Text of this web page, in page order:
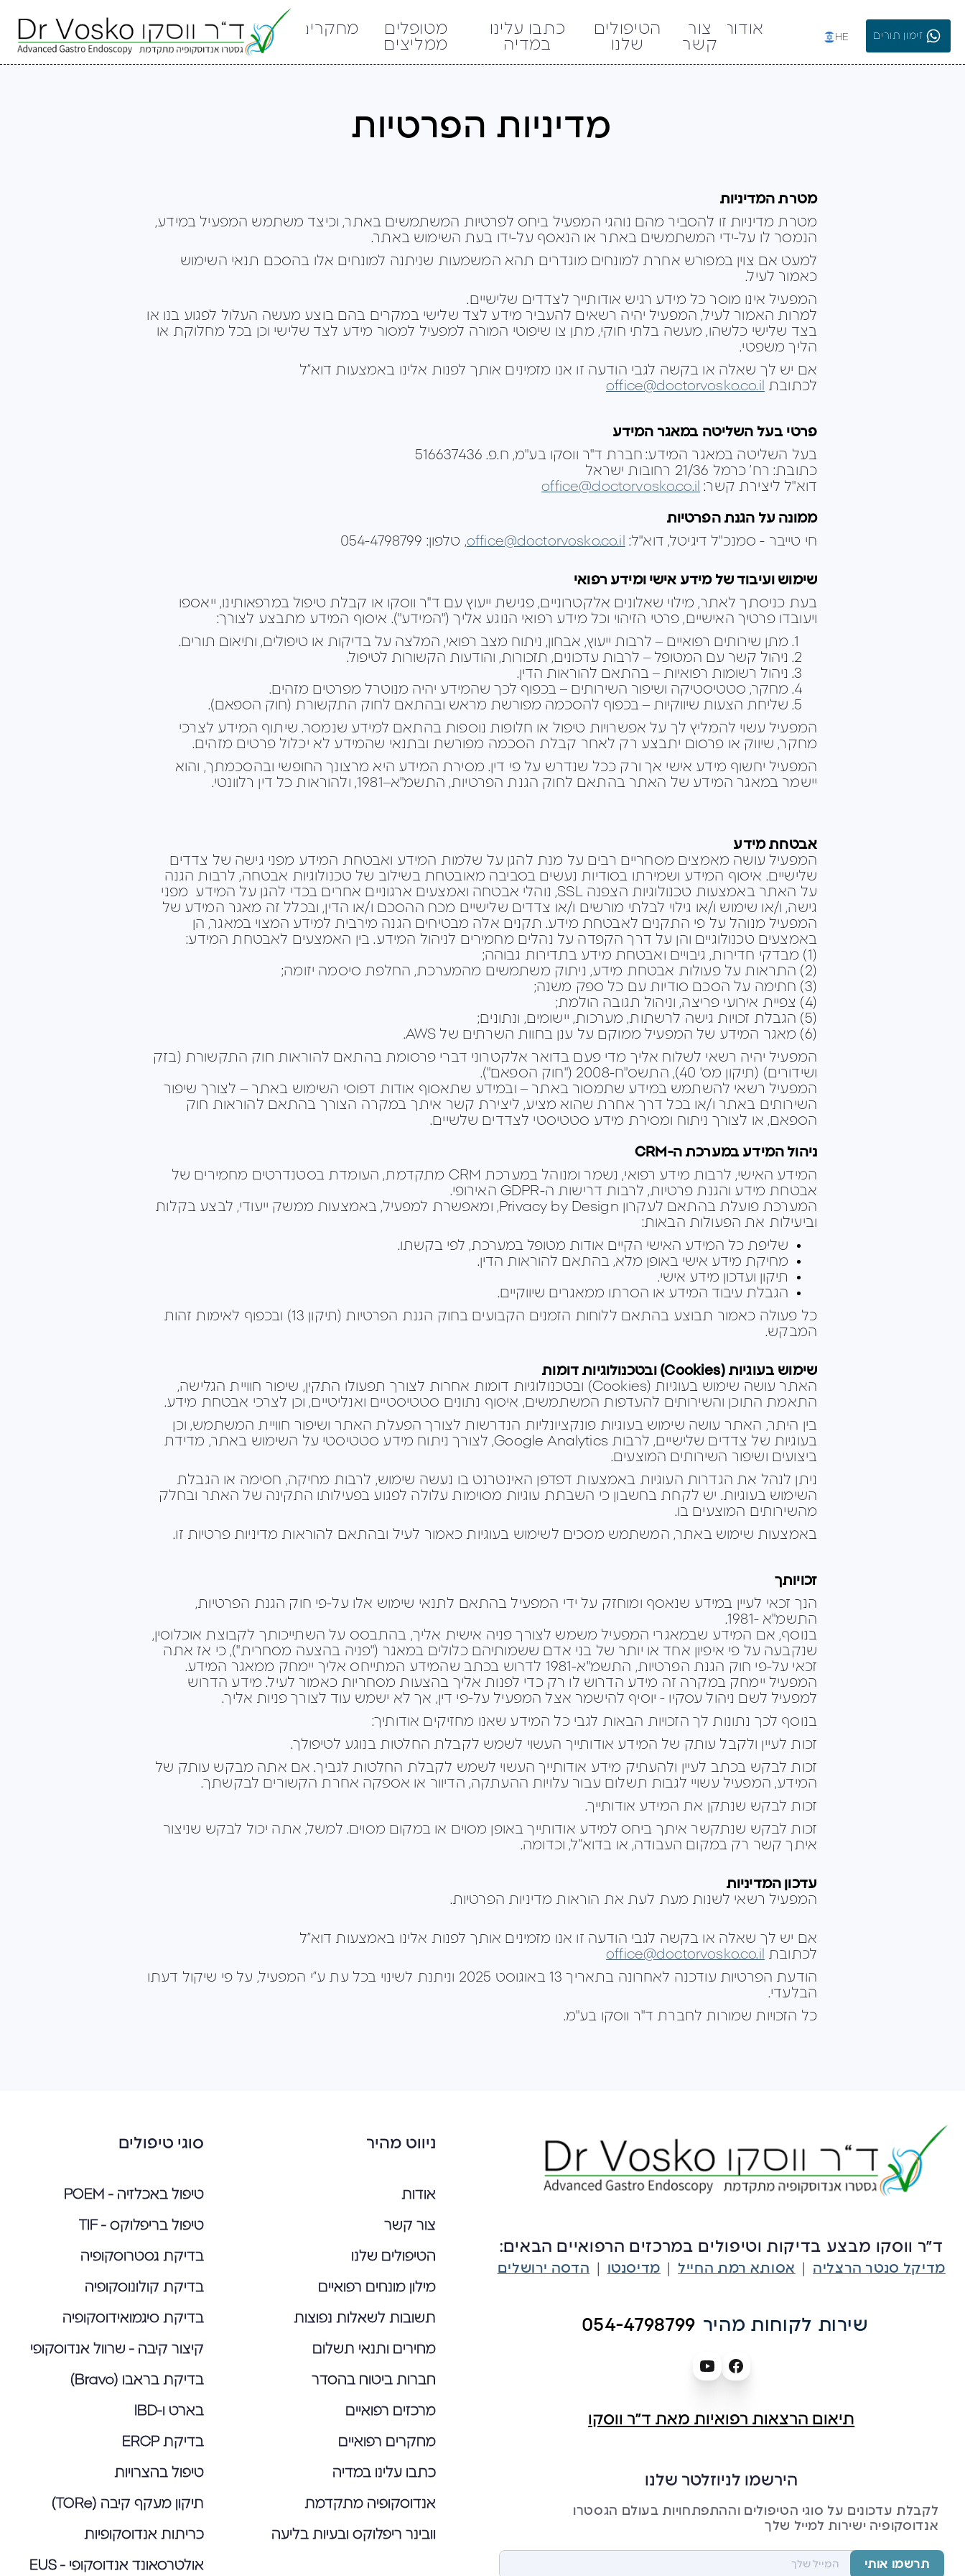
אודות
צור
קשר
הטיפולים
שלנו
כתבו עלינו
במדיה
מטופלים
ממליצים
מחקרים
HE זימון תורים
מדיניות הפרטיות
מטרת המדיניות
מטרת מדיניות זו להסביר מהם נוהגי המפעיל ביחס לפרטיות המשתמשים באתר, וכיצד משתמש המפעיל במידע,
הנמסר לו על-ידי המשתמשים באתר או הנאסף על-ידו בעת השימוש באתר.
למעט אם צוין במפורש אחרת למונחים מוגדרים תהא המשמעות שניתנה למונחים אלו בהסכם תנאי השימוש
כאמור לעיל.
המפעיל אינו מוסר כל מידע רגיש אודותייך לצדדים שלישיים.
למרות האמור לעיל, המפעיל יהיה רשאים להעביר מידע לצד שלישי במקרים בהם בוצע מעשה העלול לפגוע בנו או
בצד שלישי כלשהו, מעשה בלתי חוקי, מתן צו שיפוטי המורה למפעיל למסור מידע לצד שלישי וכן בכל מחלוקת או
הליך משפטי.
אם יש לך שאלה או בקשה לגבי הודעה זו אנו מזמינים אותך לפנות אלינו באמצעות דוא”ל
לכתובת office@doctorvosko.co.il
פרטי בעל השליטה במאגר המידע
בעל השליטה במאגר המידע: חברת ד"ר ווסקו בע"מ, ח.פ. 516637436
כתובת: רח’ כרמל 21/36 רחובות ישראל
דוא"ל ליצירת קשר: office@doctorvosko.co.il
ממונה על הגנת הפרטיות
חי טייבר - סמנכ"ל דיגיטל, דוא"ל: office@doctorvosko.co.il, טלפון: 054-4798799
שימוש ועיבוד של מידע אישי ומידע רפואי
בעת כניסתך לאתר, מילוי שאלונים אלקטרוניים, פגישת ייעוץ עם ד"ר ווסקו או קבלת טיפול במרפאותינו, ייאספו
ויעובדו פרטיך האישיים, פרטי הזיהוי וכל מידע רפואי הנוגע אליך ("המידע"). איסוף המידע מתבצע לצורך:
מתן שירותים רפואיים – לרבות ייעוץ, אבחון, ניתוח מצב רפואי, המלצה על בדיקות או טיפולים, ותיאום תורים.
ניהול קשר עם המטופל – לרבות עדכונים, תזכורות, והודעות הקשורות לטיפול.
ניהול רשומות רפואיות – בהתאם להוראות הדין.
מחקר, סטטיסטיקה ושיפור השירותים – בכפוף לכך שהמידע יהיה מנוטרל מפרטים מזהים.
שליחת הצעות שיווקיות – בכפוף להסכמה מפורשת מראש ובהתאם לחוק התקשורת (חוק הספאם).
המפעיל עשוי להמליץ לך על אפשרויות טיפול או חלופות נוספות בהתאם למידע שנמסר. שיתוף המידע לצרכי
מחקר, שיווק או פרסום יתבצע רק לאחר קבלת הסכמה מפורשת ובתנאי שהמידע לא יכלול פרטים מזהים.
המפעיל יחשוף מידע אישי אך ורק ככל שנדרש על פי דין. מסירת המידע היא מרצונך החופשי ובהסכמתך, והוא
יישמר במאגר המידע של האתר בהתאם לחוק הגנת הפרטיות, התשמ"א–1981, ולהוראות כל דין רלוונטי.
אבטחת מידע
המפעיל עושה מאמצים מסחריים רבים על מנת להגן על שלמות המידע ואבטחת המידע מפני גישה של צדדים
שלישיים. איסוף המידע ושמירתו בסודיות נעשים בסביבה מאובטחת בשילוב של טכנולוגיות אבטחה, לרבות הגנה
על האתר באמצעות טכנולוגיות הצפנה SSL, נוהלי אבטחה ואמצעים ארגוניים אחרים בכדי להגן על המידע מפני
גישה, ו/או שימוש ו/או גילוי לבלתי מורשים ו/או צדדים שלישיים מכח ההסכם ו/או הדין, ובכלל זה מאגר המידע של
המפעיל מנוהל על פי התקנים לאבטחת מידע. תקנים אלה מבטיחים הגנה מירבית למידע המצוי במאגר, הן
באמצעים טכנולוגיים והן על דרך הקפדה על נהלים מחמירים לניהול המידע. בין האמצעים לאבטחת המידע:
(1) מבדקי חדירות, גיבויים ואבטחת מידע בתדירות גבוהה;
(2) התראות על פעולות אבטחת מידע, ניתוק משתמשים מהמערכת, החלפת סיסמה יזומה;
(3) חתימה על הסכם סודיות עם כל ספק משנה;
(4) צפיית אירועי פריצה, וניהול תגובה הולמת;
(5) הגבלת זכויות גישה לרשתות, מערכות, יישומים, ונתונים;
(6) מאגר המידע של המפעיל ממוקם על ענן בחוות השרתים של AWS.
המפעיל יהיה רשאי לשלוח אליך מדי פעם בדואר אלקטרוני דברי פרסומת בהתאם להוראות חוק התקשורת (בזק
ושידורים) (תיקון מס' 40), התשס"ח-2008 ("חוק הספאם").
המפעיל רשאי להשתמש במידע שתמסור באתר – ובמידע שתאסוף אודות דפוסי השימוש באתר – לצורך שיפור
השירותים באתר ו/או בכל דרך אחרת שהוא מציע, ליצירת קשר איתך במקרה הצורך בהתאם להוראות חוק
הספאם, או לצורך ניתוח ומסירת מידע סטטיסטי לצדדים שלשיים.
ניהול המידע במערכת ה-CRM
המידע האישי, לרבות מידע רפואי, נשמר ומנוהל במערכת CRM מתקדמת, העומדת בסטנדרטים מחמירים של
אבטחת מידע והגנת פרטיות, לרבות דרישות ה-GDPR האירופי.
המערכת פועלת בהתאם לעקרון Privacy by Design, ומאפשרת למפעיל, באמצעות ממשק ייעודי, לבצע בקלות
וביעילות את הפעולות הבאות:
שליפת כל המידע האישי הקיים אודות מטופל במערכת, לפי בקשתו.
מחיקת מידע אישי באופן מלא, בהתאם להוראות הדין.
תיקון ועדכון מידע אישי.
הגבלת עיבוד המידע או הסרתו ממאגרים שיווקיים.
כל פעולה כאמור תבוצע בהתאם ללוחות הזמנים הקבועים בחוק הגנת הפרטיות (תיקון 13) ובכפוף לאימות זהות
המבקש.
שימוש בעוגיות (Cookies) ובטכנולוגיות דומות
האתר עושה שימוש בעוגיות (Cookies) ובטכנולוגיות דומות אחרות לצורך תפעולו התקין, שיפור חוויית הגלישה,
התאמת התוכן והשירותים להעדפות המשתמשים, איסוף נתונים סטטיסטיים ואנליטיים, וכן לצרכי אבטחת מידע.
בין היתר, האתר עושה שימוש בעוגיות פונקציונליות הנדרשות לצורך הפעלת האתר ושיפור חוויית המשתמש, וכן
בעוגיות של צדדים שלישיים, לרבות Google Analytics, לצורך ניתוח מידע סטטיסטי על השימוש באתר, מדידת
ביצועים ושיפור השירותים המוצעים.
ניתן לנהל את הגדרות העוגיות באמצעות דפדפן האינטרנט בו נעשה שימוש, לרבות מחיקה, חסימה או הגבלת
השימוש בעוגיות. יש לקחת בחשבון כי השבתת עוגיות מסוימות עלולה לפגוע בפעילותו התקינה של האתר ובחלק
מהשירותים המוצעים בו.
באמצעות שימוש באתר, המשתמש מסכים לשימוש בעוגיות כאמור לעיל ובהתאם להוראות מדיניות פרטיות זו.
זכויותך
הנך זכאי לעיין במידע שנאסף ומוחזק על ידי המפעיל בהתאם לתנאי שימוש אלו על-פי חוק הגנת הפרטיות,
התשמ"א -1981.
בנוסף, אם המידע שבמאגרי המפעיל משמש לצורך פניה אישית אליך, בהתבסס על השתייכותך לקבוצת אוכלוסין,
שנקבעה על פי איפיון אחד או יותר של בני אדם ששמותיהם כלולים במאגר ("פניה בהצעה מסחרית"), כי אז אתה
זכאי על-פי חוק הגנת הפרטיות, התשמ"א-1981 לדרוש בכתב שהמידע המתייחס אליך יימחק ממאגר המידע.
המפעיל יימחק במקרה זה מידע הדרוש לו רק כדי לפנות אליך בהצעות מסחריות כאמור לעיל. מידע הדרוש
למפעיל לשם ניהול עסקיו - יוסיף להישמר אצל המפעיל על-פי דין, אך לא ישמש עוד לצורך פניות אליך.
בנוסף לכך נתונות לך הזכויות הבאות לגבי כל המידע שאנו מחזיקים אודותיך:
זכות לעיין ולקבל עותק של המידע אודותייך העשוי לשמש לקבלת החלטות בנוגע לטיפולך.
זכות לבקש בכתב לעיין ולהעתיק מידע אודותייך העשוי לשמש לקבלת החלטות לגביך. אם אתה מבקש עותק של
המידע, המפעיל עשויי לגבות תשלום עבור עלויות ההעתקה, הדיוור או אספקה אחרת הקשורים לבקשתך.
זכות לבקש שנתקן את המידע אודותייך.
זכות לבקש שנתקשר איתך ביחס למידע אודותייך באופן מסוים או במקום מסוים. למשל, אתה יכול לבקש שניצור
איתך קשר רק במקום העבודה, או בדוא”ל, וכדומה.
עדכון המדיניות
המפעיל רשאי לשנות מעת לעת את הוראות מדיניות הפרטיות.
אם יש לך שאלה או בקשה לגבי הודעה זו אנו מזמינים אותך לפנות אלינו באמצעות דוא”ל
לכתובת office@doctorvosko.co.il
הודעת הפרטיות עודכנה לאחרונה בתאריך 13 באוגוסט 2025 וניתנת לשינוי בכל עת ע”י המפעיל, על פי שיקול דעתו
הבלעדי.
כל הזכויות שמורות לחברת ד"ר ווסקו בע"מ.
ד״ר ווסקו מבצע בדיקות וטיפולים במרכזים הרפואיים הבאים:
מדיקל סנטר הרצליה | אסותא רמת החייל | מדיסנטו | הדסה ירושלים
שירות לקוחות מהיר 054-4798799
תיאום הרצאות רפואיות מאת ד״ר ווסקו
הירשמו לניוזלטר שלנו
לקבלת עדכונים על סוגי הטיפולים וההתפתחויות בעולם הגסטרו
אנדוסקופיה ישירות למייל שלך
ניווט מהיר
אודות
צור קשר
הטיפולים שלנו
מילון מונחים רפואיים
תשובות לשאלות נפוצות
מחירים ותנאי תשלום
חברות ביטוח בהסדר
מרכזים רפואיים
מחקרים רפואיים
כתבו עלינו במדיה
אנדוסקופיה מתקדמת
וובינר ריפלוקס ובעיות בליעה
סוגי טיפולים
טיפול באכלזיה - POEM
טיפול בריפלוקס - TIF
בדיקת גסטרוסקופיה
בדיקת קולונוסקופיה
בדיקת סיגמואידוסקופיה
קיצור קיבה - שרוול אנדוסקופי
בדיקת בראבו (Bravo)
בארט ו-IBD
בדיקת ERCP
טיפול בהצרויות
תיקון מעקף קיבה (TORe)
כריתות אנדוסקופיות
אולטרסאונד אנדוסקופי - EUS